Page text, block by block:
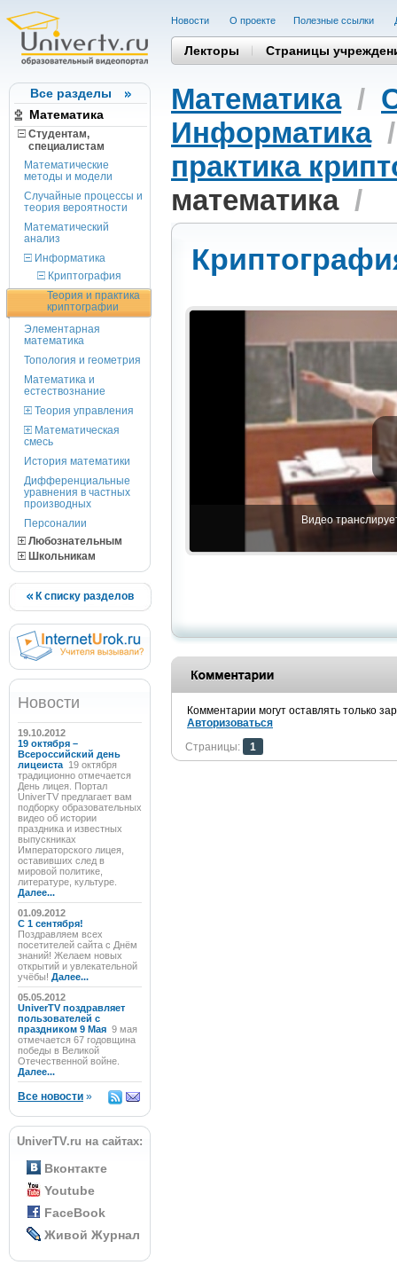
Все разделы
Математика
Студентам,
cпециалистам
Математические
методы и модели
Случайные процессы и
теория вероятности
Математический
анализ
Информатика
Криптография
Теория и практика
криптографии
Элементарная
математика
Топология и геометрия
Математика и
естествознание
Теория управления
Математическая
смесь
История математики
Дифференциальные
уравнения в частных
производных
Персоналии
Любознательным
Школьникам
К списку разделов
Новости
19.10.2012
19 октября –
Всероссийский день
лицеиста 19 октября
традиционно отмечается
День лицея. Портал
UniverTV предлагает вам
подборку образовательных
видео об истории
праздника и известных
выпускниках
Императорского лицея,
оставивших след в
мировой политике,
литературе, культуре.
Далее...
01.09.2012
C 1 сентября!
Поздравляем всех
посетителей сайта с Днём
знаний! Желаем новых
открытий и увлекательной
учёбы! Далее...
05.05.2012
UniverTV поздравляет
пользователей с
праздником 9 Мая 9 мая
отмечается 67 годовщина
победы в Великой
Отечественной войне.
Далее...
Все новости »
UniverTV.ru на сайтах:
Вконтакте
Youtube
FaceBook
Живой Журнал
Новости О проекте Полезные cсылки
Лекторы Страницы
Математика/
Информатика
практика
математика/
Видео
Комментарии могут оставлять только
Авторизоваться
Страницы:
1